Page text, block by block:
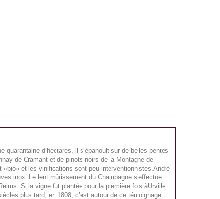
d’hectares, il s’épanouit sur de belles pentes
de Cramant et de pinots noirs de la Montagne de
et les vinifications sont peu interventionnistes.André
inox. Le lent mûrissement du Champagne s’effectue
Si la vigne fut plantée pour la première fois àUrville
plus tard, en 1808, c’est autour de ce témoignage